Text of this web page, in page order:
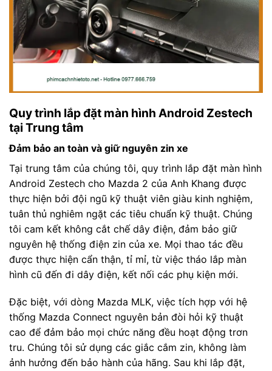
Quy trình lắp đặt màn hình Android Zestech
tại Trung tâm
Đảm bảo an toàn và giữ nguyên zin xe
Tại trung tâm của chúng tôi, quy trình lắp đặt màn hình
Android Zestech cho Mazda 2 của Anh Khang được
thực hiện bởi đội ngũ kỹ thuật viên giàu kinh nghiệm,
tuân thủ nghiêm ngặt các tiêu chuẩn kỹ thuật. Chúng
tôi cam kết không cắt chế dây điện, đảm bảo giữ
nguyên hệ thống điện zin của xe. Mọi thao tác đều
được thực hiện cẩn thận, tỉ mỉ, từ việc tháo lắp màn
hình cũ đến đi dây điện, kết nối các phụ kiện mới.
Đặc biệt, với dòng Mazda MLK, việc tích hợp với hệ
thống Mazda Connect nguyên bản đòi hỏi kỹ thuật
cao để đảm bảo mọi chức năng đều hoạt động trơn
tru. Chúng tôi sử dụng các giắc cắm zin, không làm
ảnh hưởng đến bảo hành của hãng. Sau khi lắp đặt,